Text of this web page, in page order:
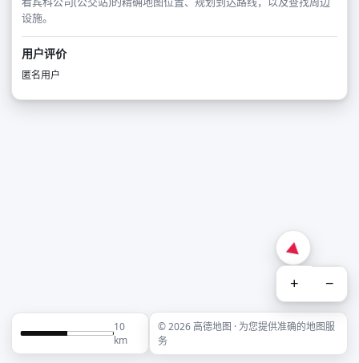
设施。
用户评价
匿名用户
+ −
10
km
© 2026 高德地图 · 为您提供准确的地图服
务